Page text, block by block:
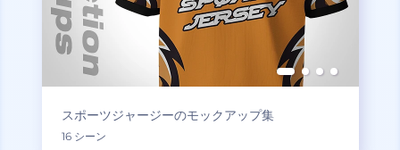
スポーツジャージーのモックアップ集
16 シーン